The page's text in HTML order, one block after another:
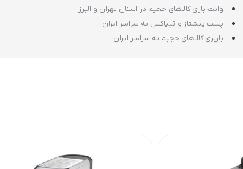
وانت باری کالاهای حجیم در استان تهران و البرز
پست پیشتاز و تیپاکس به سراسر ایران
باربری کالاهای حجیم به سراسر ایران